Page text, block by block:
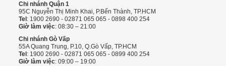
Chi nhánh Quận 1
95C Nguyễn Thị Minh Khai, P.Bến Thành, TP.HCM
Tel : 1900 2690 - 02871 065 065 - 0898 400 254
Giờ làm việc: 08:30 – 21:00
Chi nhánh Gò Vấp
55A Quang Trung, P.10, Q.Gò Vấp, TP.HCM
Tel : 1900 2690 - 02871 065 065 - 0899 400 254
Giờ làm việc: 09:00 – 19:00